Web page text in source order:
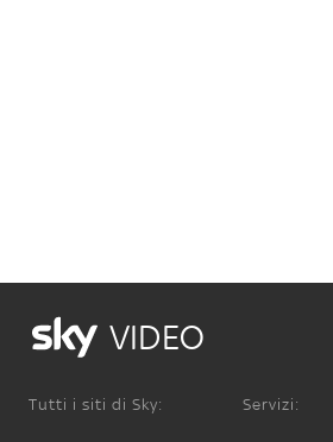
VIDEO
Tutti i siti di Sky: Servizi: